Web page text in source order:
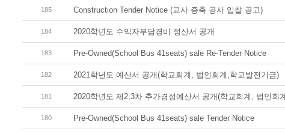
185 Construction Tender Notice (교사 증축 공사 입찰 공고)
184 2020학년도 수익자부담경비 정산서 공개
183 Pre-Owned(School Bus 41seats) sale Re-Tender Notice
182 2021학년도 예산서 공개(학교회계, 법인회계,학교발전기금)
181 2020학년도 제2,3차 추가경정예산서 공개(학교회계, 법인회
180 Pre-Owned(School Bus 41seats) sale Tender Notice